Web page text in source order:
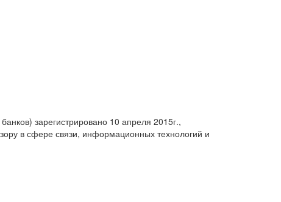
зарегистрировано 10 апреля 2015г.,
в сфере связи, информационных технологий и